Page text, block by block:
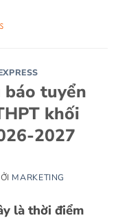
tuyển
khối
2027
MARKETING
là thời điểm